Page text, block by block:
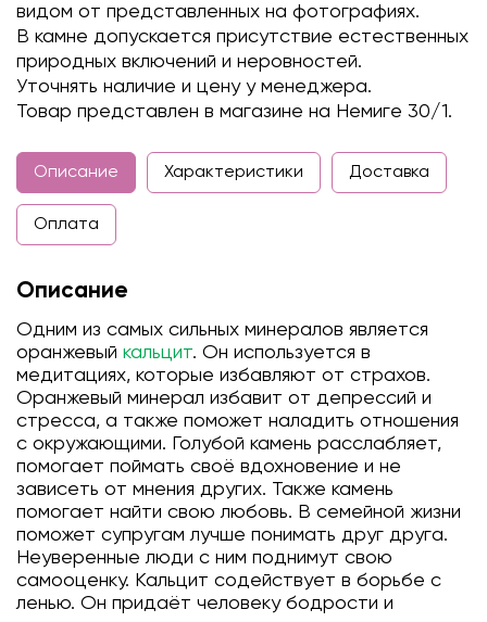
видом от представленных на фотографиях.
В камне допускается присутствие естественных
природных включений и неровностей.
Уточнять наличие и цену у менеджера.
Товар представлен в магазине на Немиге 30/1.
Описание Характеристики Доставка
Оплата
Описание
Одним из самых сильных минералов является
оранжевый кальцит. Он используется в
медитациях, которые избавляют от страхов.
Оранжевый минерал избавит от депрессий и
стресса, а также поможет наладить отношения
с окружающими. Голубой камень расслабляет,
помогает поймать своё вдохновение и не
зависеть от мнения других. Также камень
помогает найти свою любовь. В семейной жизни
поможет супругам лучше понимать друг друга.
Неуверенные люди с ним поднимут свою
самооценку. Кальцит содействует в борьбе с
ленью. Он придаёт человеку бодрости и